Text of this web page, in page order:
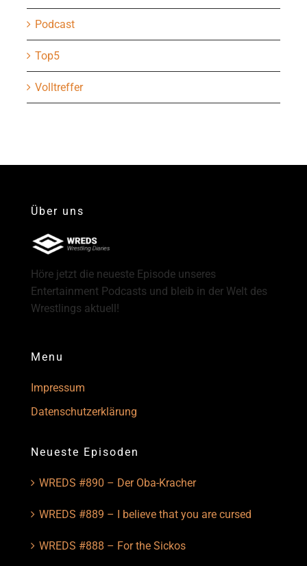
Podcast
Top5
Volltreffer
Über uns
Höre jetzt die neueste Episode unseres
Entertainment Podcasts und bleib in der Welt des
Wrestlings aktuell!
Menu
Impressum
Datenschutzerklärung
Neueste Episoden
WREDS #890 – Der Oba-Kracher
WREDS #889 – I believe that you are cursed
WREDS #888 – For the Sickos